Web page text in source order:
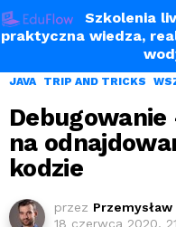
Szkolenia
praktyczna wiedza,
JAVA TRIP AND TRICKS
na
kodzie
przez
18 czerwca 2020,